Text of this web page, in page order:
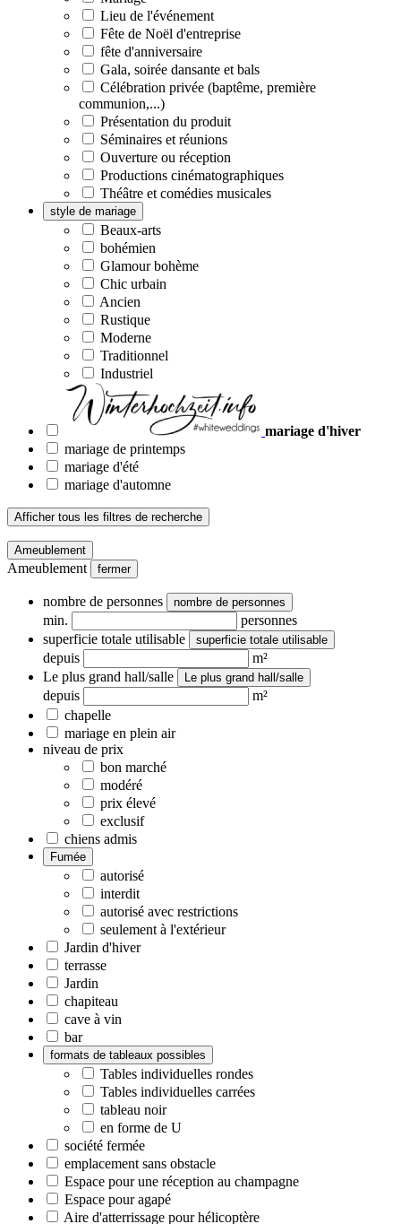
Lieu de l'événement
Fête de Noël d'entreprise
fête d'anniversaire
Gala, soirée dansante et bals
Célébration privée (baptême, première
communion,...)
Présentation du produit
Séminaires et réunions
Ouverture ou réception
Productions cinématographiques
Théâtre et comédies musicales
style de mariage
Beaux-arts
bohémien
Glamour bohème
Chic urbain
Ancien
Rustique
Moderne
Traditionnel
Industriel
mariage d'hiver
mariage de printemps
mariage d'été
mariage d'automne
Afficher tous les filtres de recherche
Ameublement
Ameublement fermer
nombre de personnes nombre de personnes
min.
personnes
superficie totale utilisable
superficie totale utilisable
depuis
m²
Le plus grand hall/salle
Le plus grand hall/salle
depuis
m²
chapelle
mariage en plein air
niveau de prix
bon marché
modéré
prix élevé
exclusif
chiens admis
Fumée
autorisé
interdit
autorisé avec restrictions
seulement à l'extérieur
Jardin d'hiver
terrasse
Jardin
chapiteau
cave à vin
bar
formats de tableaux possibles
Tables individuelles rondes
Tables individuelles carrées
tableau noir
en forme de U
société fermée
emplacement sans obstacle
Espace pour une réception au champagne
Espace pour agapé
Aire d'atterrissage pour hélicoptère